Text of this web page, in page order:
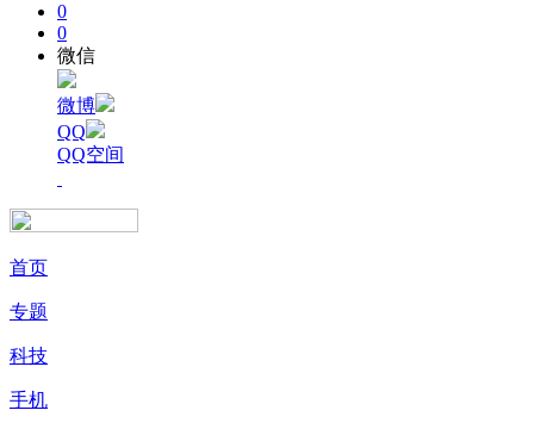
0
0
微信
微博
QQ
QQ空间
首页
专题
科技
手机